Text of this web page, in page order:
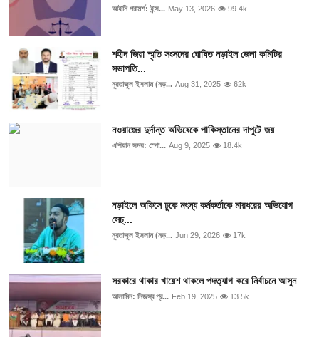
আইনি পরামর্শ: ইন্স... May 13, 2026 99.4k
শহীদ জিয়া স্মৃতি সংসদের ঘোষিত নড়াইল জেলা কমিটির
সভাপতি...
নুরতাজুল ইসলাম (নড়... Aug 31, 2025 62k
নওয়াজের দুর্দান্ত অভিষেকে পাকিস্তানের দাপুটে জয়
এশিয়ান সময়: স্পো... Aug 9, 2025 18.4k
নড়াইলে অফিসে ঢুকে মৎস্য কর্মকর্তাকে মারধরের অভিযোগ
সেচ্...
নুরতাজুল ইসলাম (নড়... Jun 29, 2026 17k
সরকারে থাকার খায়েশ থাকলে পদত্যাগ করে নির্বাচনে আসুন
আলামিন: নিজস্ব প্র... Feb 19, 2025 13.5k